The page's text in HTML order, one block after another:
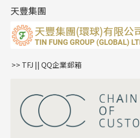
雙十字鏈系列
水波鏈系列
蛇骨鏈系列
鏈尾系列
嘴唇鏈系列
S車花鏈系列
珍珠鏈系列
坦克鏈系列
滿天星鏈系列
耳環扣系列
耳綫/耳鈎系列
耳環爪頭
耳環
字母吊墜
相盒吊墜
項鏈吊墜
生肖吊墜
星座吊墜
珠扣
天豐集團
>> TFJ || QQ企業郵箱